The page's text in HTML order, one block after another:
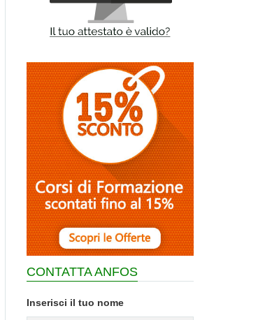
CONTATTA ANFOS
Inserisci il tuo nome